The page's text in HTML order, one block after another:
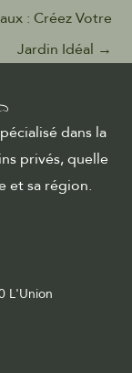
: Créez Votre
Jardin Idéal →
dans la
privés, quelle
et sa région.
L'Union